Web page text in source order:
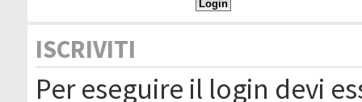
ISCRIVITI
Per eseguire il login devi